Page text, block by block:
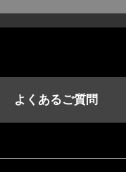
よくあるご質問